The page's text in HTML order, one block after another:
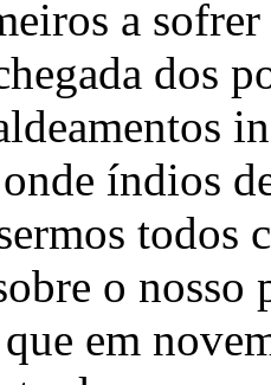
a
dos
índios
todos
o
que em